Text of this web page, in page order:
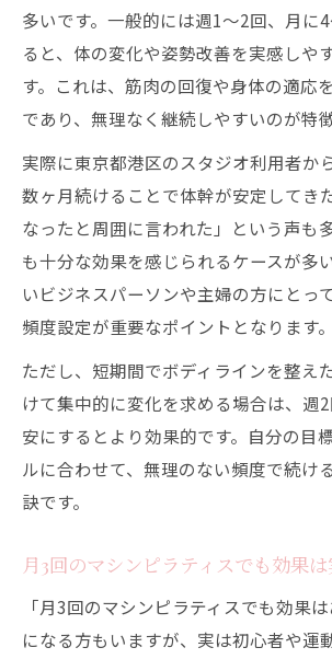
多いです。一般的には週1〜2回、月に
ると、体の変化や姿勢改善を実感しや
す。これは、筋肉の回復や身体の適応
であり、無理なく継続しやすいのが特徴
実際に東京都港区のスタジオ利用者か
数ヶ月続けることで体幹が安定してき
なったと周囲に言われた」という声も
も十分な効果を感じられるケースが多
いビジネスパーソンや主婦の方にとっ
頻度設定が重要なポイントとなります。
ただし、短期間でボディラインを整え
けて集中的に変化を求める場合は、週
安にするとより効果的です。自分の目
ルに合わせて、無理のない頻度で続け
訣です。
月3回のマシンピラティスでも効果
「月3回のマシンピラティスでも効果
になる方もいますが、実は初心者や運